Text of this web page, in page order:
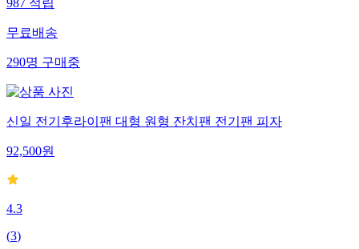
987적립
무료배송
290명구매중
신일 전기후라이팬 대형 원형 잔치팬 전기팬 피자
92,500원
4.3
(3)